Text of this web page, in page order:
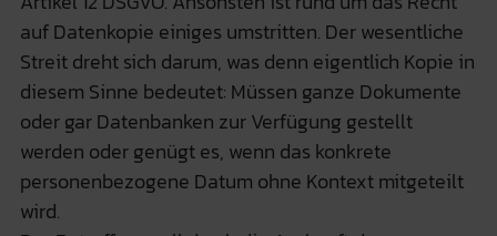
auf Datenkopie einiges umstritten. Der wesentliche
Streit dreht sich darum, was denn eigentlich Kopie in
diesem Sinne bedeutet: Müssen ganze Dokumente
oder gar Datenbanken zur Verfügung gestellt
werden oder genügt es, wenn das konkrete
personenbezogene Datum ohne Kontext mitgeteilt
wird.